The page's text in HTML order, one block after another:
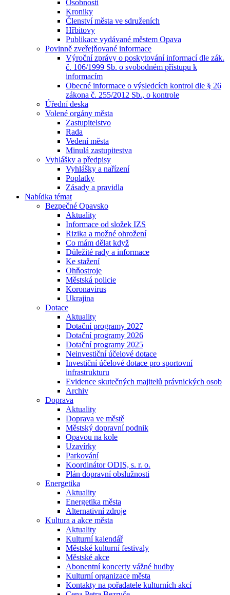
Osobnosti
Kroniky
Členství města ve sdruženích
Hřbitovy
Publikace vydávané městem Opava
Povinně zveřejňované informace
Výroční zprávy o poskytování informací dle zák.
č. 106/1999 Sb. o svobodném přístupu k
informacím
Obecné informace o výsledcích kontrol dle § 26
zákona č. 255/2012 Sb., o kontrole
Úřední deska
Volené orgány města
Zastupitelstvo
Rada
Vedení města
Minulá zastupitestva
Vyhlášky a předpisy
Vyhlášky a nařízení
Poplatky
Zásady a pravidla
Nabídka témat
Bezpečné Opavsko
Aktuality
Informace od složek IZS
Rizika a možné ohrožení
Co mám dělat když
Důležité rady a informace
Ke stažení
Ohňostroje
Městská policie
Koronavirus
Ukrajina
Dotace
Aktuality
Dotační programy 2027
Dotační programy 2026
Dotační programy 2025
Neinvestiční účelové dotace
Investiční účelové dotace pro sportovní
infrastrukturu
Evidence skutečných majitelů právnických osob
Archiv
Doprava
Aktuality
Doprava ve městě
Městský dopravní podnik
Opavou na kole
Uzavírky
Parkování
Koordinátor ODIS, s. r. o.
Plán dopravní obslužnosti
Energetika
Aktuality
Energetika města
Alternativní zdroje
Kultura a akce města
Aktuality
Kulturní kalendář
Městské kulturní festivaly
Městské akce
Abonentní koncerty vážné hudby
Kulturní organizace města
Kontakty na pořadatele kulturních akcí